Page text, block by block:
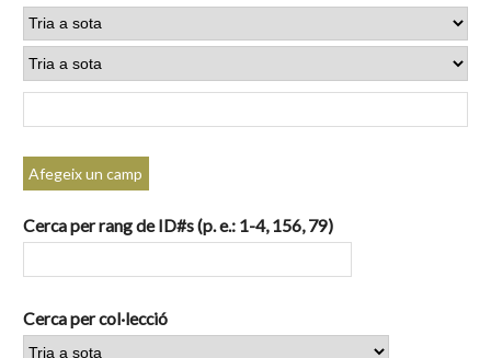
Afegeix un camp
Cerca per rang de ID#s (p. e.: 1-4, 156, 79)
Cerca per col·lecció